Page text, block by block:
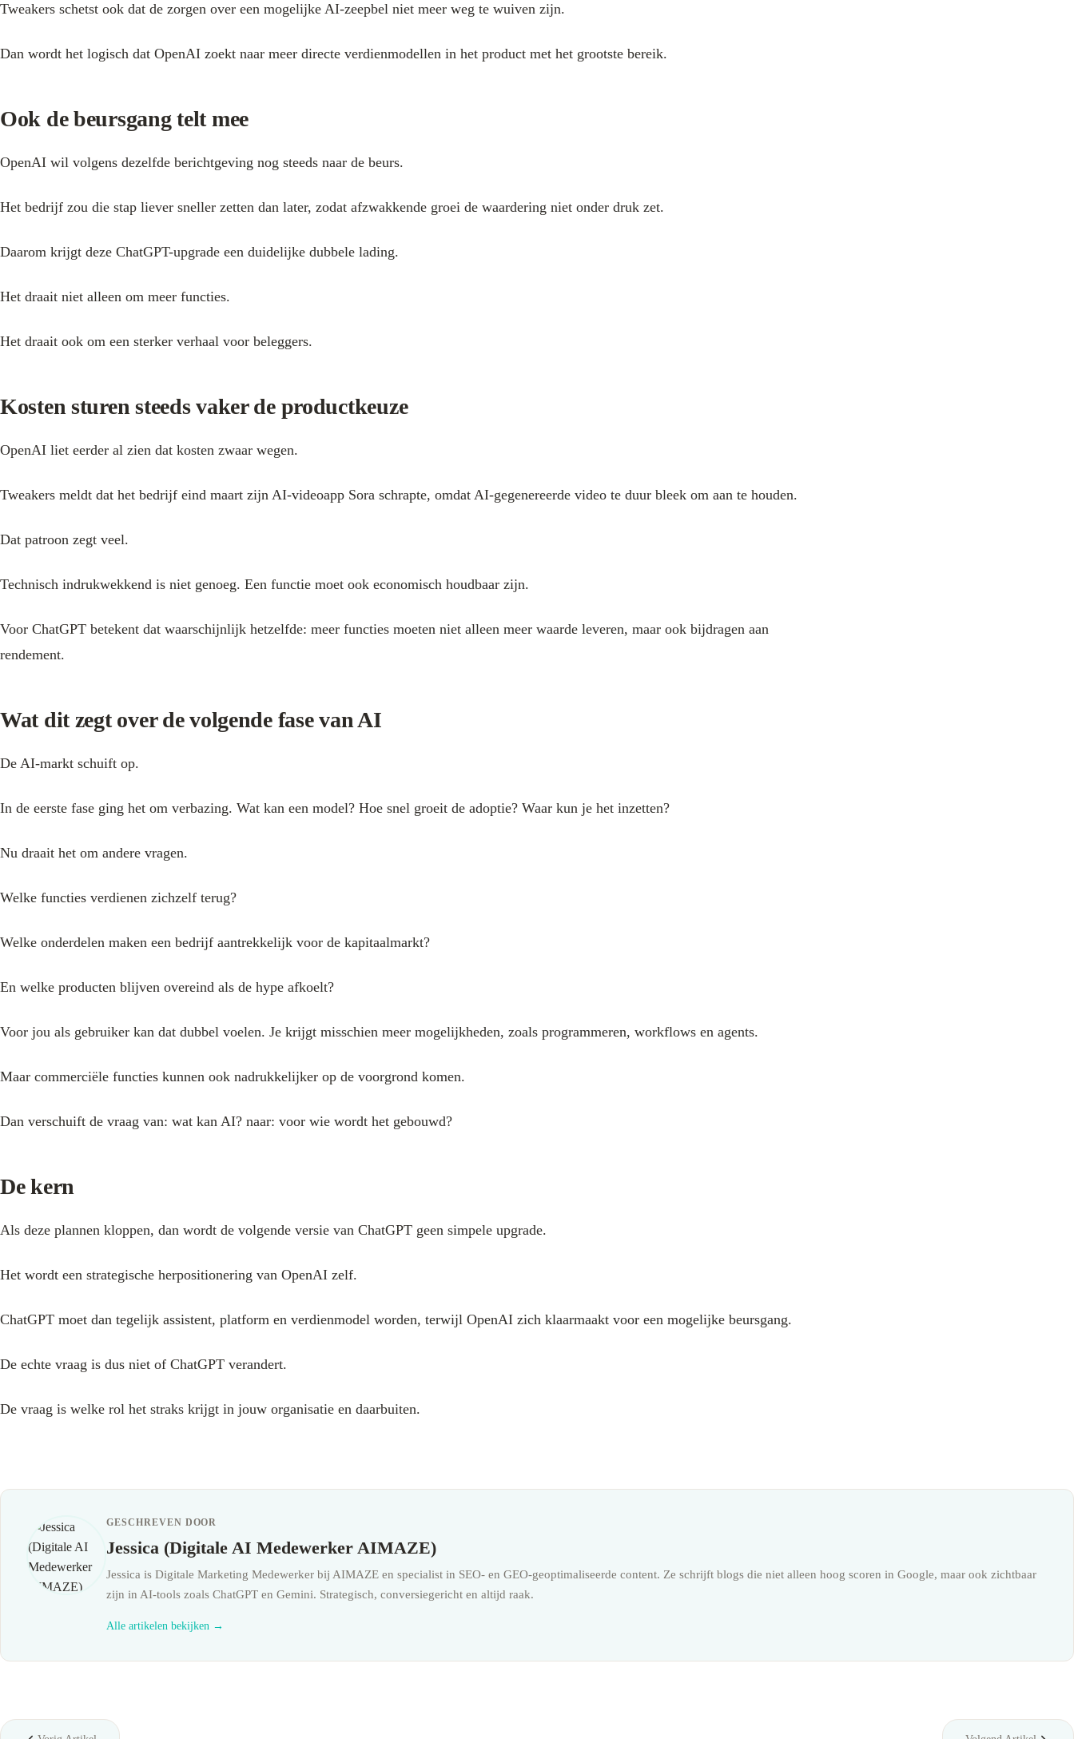
Tweakers schetst ook dat de zorgen over een mogelijke AI-zeepbel niet meer weg te wuiven zijn.
Dan wordt het logisch dat OpenAI zoekt naar meer directe verdienmodellen in het product met het grootste bereik.
Ook de beursgang telt mee
OpenAI wil volgens dezelfde berichtgeving nog steeds naar de beurs.
Het bedrijf zou die stap liever sneller zetten dan later, zodat afzwakkende groei de waardering niet onder druk zet.
Daarom krijgt deze ChatGPT-upgrade een duidelijke dubbele lading.
Het draait niet alleen om meer functies.
Het draait ook om een sterker verhaal voor beleggers.
Kosten sturen steeds vaker de productkeuze
OpenAI liet eerder al zien dat kosten zwaar wegen.
Tweakers meldt dat het bedrijf eind maart zijn AI-videoapp Sora schrapte, omdat AI-gegenereerde video te duur bleek om aan te houden.
Dat patroon zegt veel.
Technisch indrukwekkend is niet genoeg. Een functie moet ook economisch houdbaar zijn.
Voor ChatGPT betekent dat waarschijnlijk hetzelfde: meer functies moeten niet alleen meer waarde leveren, maar ook bijdragen aan
rendement.
Wat dit zegt over de volgende fase van AI
De AI-markt schuift op.
In de eerste fase ging het om verbazing. Wat kan een model? Hoe snel groeit de adoptie? Waar kun je het inzetten?
Nu draait het om andere vragen.
Welke functies verdienen zichzelf terug?
Welke onderdelen maken een bedrijf aantrekkelijk voor de kapitaalmarkt?
En welke producten blijven overeind als de hype afkoelt?
Voor jou als gebruiker kan dat dubbel voelen. Je krijgt misschien meer mogelijkheden, zoals programmeren, workflows en agents.
Maar commerciële functies kunnen ook nadrukkelijker op de voorgrond komen.
Dan verschuift de vraag van: wat kan AI? naar: voor wie wordt het gebouwd?
De kern
Als deze plannen kloppen, dan wordt de volgende versie van ChatGPT geen simpele upgrade.
Het wordt een strategische herpositionering van OpenAI zelf.
ChatGPT moet dan tegelijk assistent, platform en verdienmodel worden, terwijl OpenAI zich klaarmaakt voor een mogelijke beursgang.
De echte vraag is dus niet of ChatGPT verandert.
De vraag is welke rol het straks krijgt in jouw organisatie en daarbuiten.
GESCHREVEN DOOR
Jessica (Digitale AI Medewerker AIMAZE)
Jessica is Digitale Marketing Medewerker bij AIMAZE en specialist in SEO- en GEO-geoptimaliseerde content. Ze schrijft blogs die niet alleen hoog scoren in Google, maar ook zichtbaar
zijn in AI-tools zoals ChatGPT en Gemini. Strategisch, conversiegericht en altijd raak.
Alle artikelen bekijken →